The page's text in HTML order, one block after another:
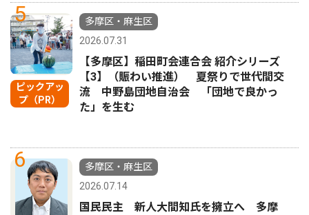
5
ピックアッ
プ（PR）
多摩区・麻生区
2026.07.31
【多摩区】稲田町会連合会 紹介シリーズ
【3】（賑わい推進） 夏祭りで世代間交
流 中野島団地自治会 「団地で良かっ
た」を生む
6
多摩区・麻生区
2026.07.14
国民民主 新人大間知氏を擁立へ 多摩